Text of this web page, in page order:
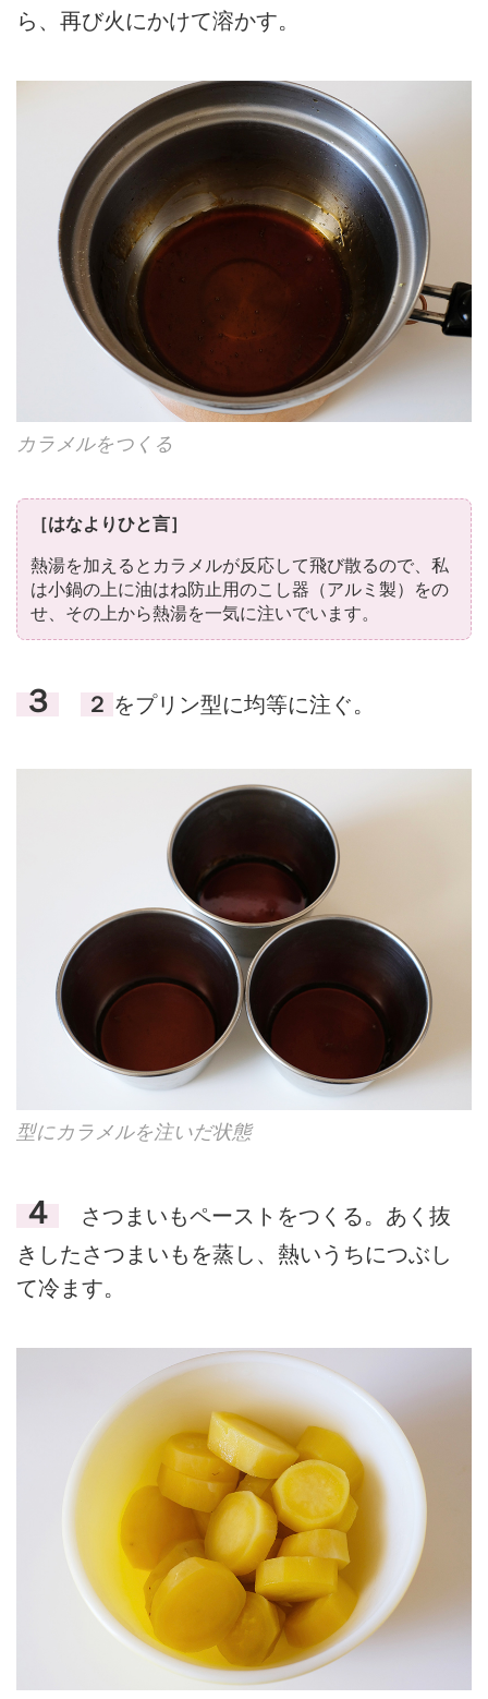
ら、再び火にかけて溶かす。
カラメルをつくる
［はなよりひと言］
熱湯を加えるとカラメルが反応して飛び散るので、私
は小鍋の上に油はね防止用のこし器（アルミ製）をの
せ、その上から熱湯を一気に注いでいます。
３ ２ をプリン型に均等に注ぐ。
型にカラメルを注いだ状態
４
さつまいもペーストをつくる。あく抜
きしたさつまいもを蒸し、熱いうちにつぶし
て冷ます。